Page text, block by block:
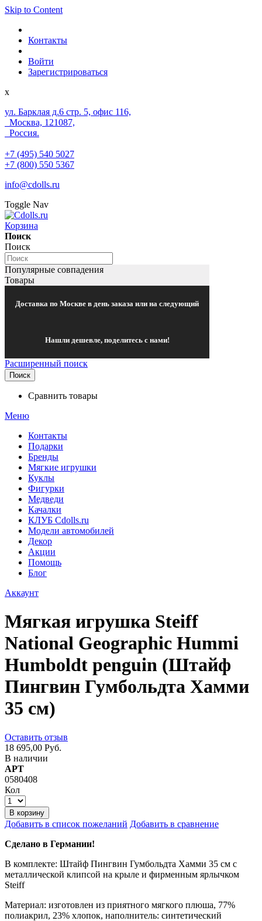
Skip to Content
Контакты
Войти
Зарегистрироваться
x
ул. Барклая д.6 стр. 5, офис 116,
Москва, 121087,
Россия.
+7 (495) 540 5027
+7 (800) 550 5367
info@cdolls.ru
Toggle Nav
Корзина
Поиск
Поиск
Популярные совпадения
Товары
Доставка по Москве в день заказа или на следующий
Нашли дешевле, поделитесь с нами!
Расширенный поиск
Поиск
Сравнить товары
Меню
Контакты
Подарки
Бренды
Мягкие игрушки
Куклы
Фигурки
Медведи
Качалки
КЛУБ Cdolls.ru
Модели автомобилей
Декор
Акции
Помощь
Блог
Аккаунт
Мягкая игрушка Steiff
National Geographic Hummi
Humboldt penguin (Штайф
Пингвин Гумбольдта Хамми
35 см)
Оставить отзыв
18 695,00 Руб.
В наличии
АРТ
0580408
Кол
В корзину
Добавить в список пожеланий Добавить в сравнение
Сделано в Германии!
В комплекте: Штайф Пингвин Гумбольдта Хамми 35 см с
металлической клипсой на крыле и фирменным ярлычком
Steiff
Материал: изготовлен из приятного мягкого плюша, 77%
полиакрил, 23% хлопок, наполнитель: синтетический